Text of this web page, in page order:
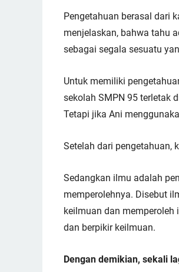
Pengetahuan berasal dari
menjelaskan, bahwa tahu
sebagai segala sesuatu
Untuk memiliki
sekolah SMPN 95 terletak
Tetapi jika Ani
Setelah dari pengetahuan,
Sedangkan ilmu adalah
memperolehnya. Disebut
keilmuan dan
dan berpikir keilmuan.
Dengan demikian, sekali